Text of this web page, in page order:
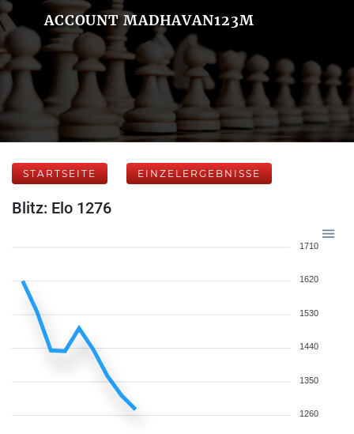
ACCOUNT MADHAVAN123M
STARTSEITE EINZELERGEBNISSE
Blitz: Elo 1276
1710
1620
1530
1440
1350
1260